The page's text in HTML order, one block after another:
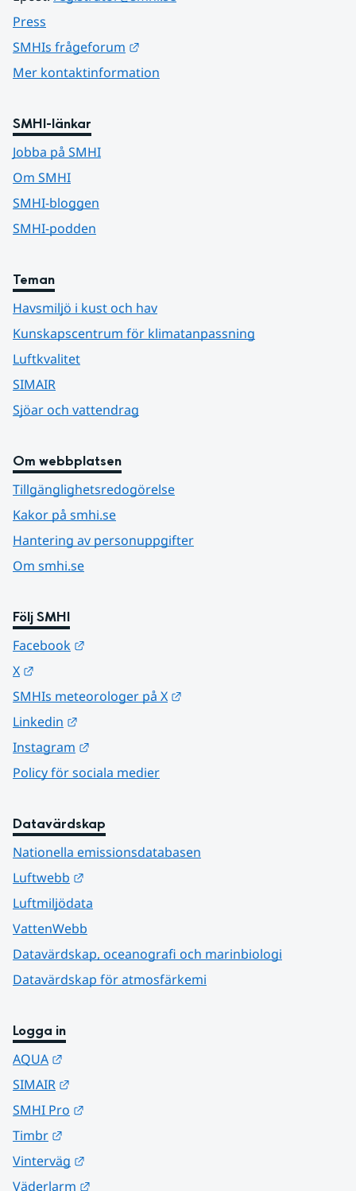
Press
SMHIs frågeforum
Mer kontaktinformation
SMHI-länkar
Jobba på SMHI
Om SMHI
SMHI-bloggen
SMHI-podden
Teman
Havsmiljö i kust och hav
Kunskapscentrum för klimatanpassning
Luftkvalitet
SIMAIR
Sjöar och vattendrag
Om webbplatsen
Tillgänglighetsredogörelse
Kakor på smhi.se
Hantering av personuppgifter
Om smhi.se
Följ SMHI
Facebook
X
SMHIs meteorologer på X
Linkedin
Instagram
Policy för sociala medier
Datavärdskap
Nationella emissionsdatabasen
Luftwebb
Luftmiljödata
VattenWebb
Datavärdskap, oceanografi och marinbiologi
Datavärdskap för atmosfärkemi
Logga in
AQUA
SIMAIR
SMHI Pro
Timbr
Vinterväg
Väderlarm